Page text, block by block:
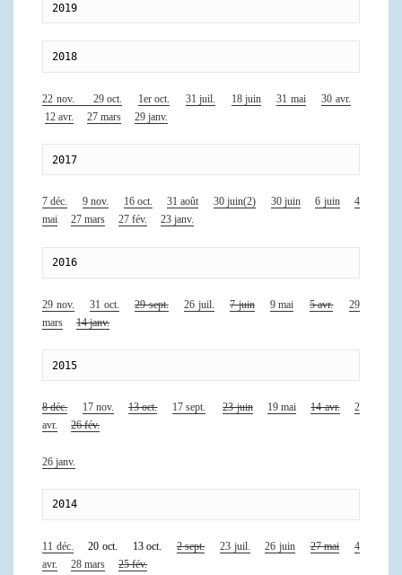
2019
2018
22 nov. 29 oct. 1er oct. 31 juil. 18 juin 31 mai
30 avr.
12 avr.
27 mars 29 janv.
2017
7 déc. 9 nov. 16 oct. 31 août 30 juin(2) 30 juin 6 juin
4
mai
27 mars 27 fév. 23 janv.
2016
29 nov. 31 oct. 29 sept. 26 juil. 7 juin 9 mai 5 avr.
29
mars
14 janv.
2015
8 déc. 17 nov. 13 oct. 17 sept. 23 juin 19 mai 14 avr.
2
avr.
26 fév.
26 janv.
2014
11 déc. 20 oct. 13 oct. 2 sept. 23 juil. 26 juin 27 mai
4
avr.
28 mars 25 fév.